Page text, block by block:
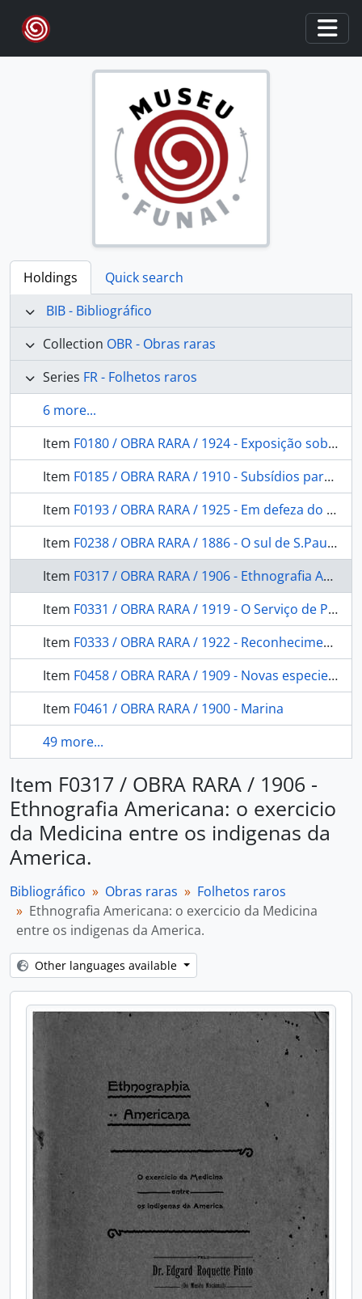
Skip to main content
Holdings
Quick search
BIB - Bibliográfico
Collection OBR - Obras raras
Series FR - Folhetos raros
6 more...
Item F0180 / OBRA RARA / 1924 - Exposição sobre as Terras da povoação indígena de São Jeronymo (Estado do Paraná) Apresentada ao. Ministro da Agricultura. pelo Dr. josé. Officio n. 374, de 25.11.1924. com 13 documentos annexos
Item F0185 / OBRA RARA / 1910 - Subsídios para o estudo dos Kaingangues do Paraná
Item F0193 / OBRA RARA / 1925 - Em defeza do índio e das fazendas nacionais. Discursos na Câmara a 28 de novembro, 19, 28 e 30 de Dezembro de 1924
Item F0238 / OBRA RARA / 1886 - O sul de S.Paulo: contribuição para o estudo da geografia física desta zona da província.
Item F0317 / OBRA RARA / 1906 - Ethnografia Americana: o exercicio da Medicina entre os indigenas da America.
Item F0331 / OBRA RARA / 1919 - O Serviço de Proteção aos Índios e a Historia da Colonização do Brazil
Item F0333 / OBRA RARA / 1922 - Reconhecimentos Geologicos no Valle do Amazonas: (Campanhas de 1918 e 1919) Com 17 desenhos e 57 photogravuras no texto.
Item F0458 / OBRA RARA / 1909 - Novas especies de Aves amazônicas das collecções do Museu Goeldi (segundo os trabalhos do conselheiro Dr. Steindachner)
Item F0461 / OBRA RARA / 1900 - Marina
49 more...
Item F0317 / OBRA RARA / 1906 -
Ethnografia Americana: o exercicio
da Medicina entre os indigenas da
America.
Bibliográfico Obras raras
Folhetos raros
Ethnografia Americana: o exercicio da Medicina
entre os indigenas da America.
Other languages available